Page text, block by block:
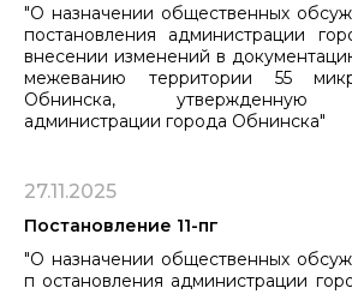
"О назначении общественных
постановления администрации
внесении изменений в
межеванию территории 55
Обнинска, утвержденную
администрации города Обнинска"
27.11.2025
Постановление 11-пг
"О назначении общественных
п остановления администрации